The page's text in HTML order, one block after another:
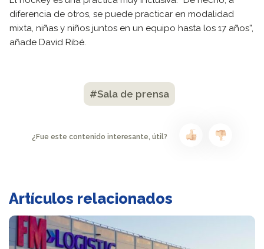
diferencia de otros, se puede practicar en modalidad
mixta, niñas y niños juntos en un equipo hasta los 17 años”,
añade David Ribé.
#Sala de prensa
¿Fue este contenido interesante, útil?
Artículos relacionados